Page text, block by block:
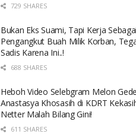
729 SHARES
Bukan Eks Suami, Tapi Kerja Sebagai
Pengangkut Buah Milik Korban,
Sadis Karena Ini..!
688 SHARES
Heboh Video Selebgram Melon Gede
Anastasya Khosasih di KDRT
Netter Malah Bilang Gini!
611 SHARES